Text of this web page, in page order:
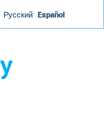
Русский Español